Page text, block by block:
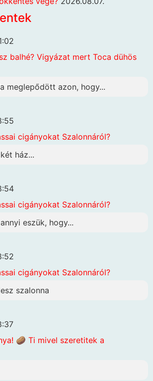
balhé? Vigyázat mert Toca dühös
meglepődött azon, hogy...
cigányokat Szalonnáról?
ház...
cigányokat Szalonnáról?
eszük, hogy...
cigányokat Szalonnáról?
szalonna
🥔 Ti mivel szeretitek a